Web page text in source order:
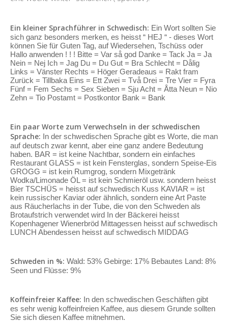
Ein kleiner Sprachführer in Schwedisch: Ein Wort sollten Sie
sich ganz besonders merken, es heisst “ HEJ “ - dieses Wort
können Sie für Guten Tag, auf Wiedersehen, Tschüss oder
Hallo anwenden ! ! ! Bitte = Var så god Danke = Tack Ja = Ja
Nein = Nej Ich = Jag Du = Du Gut = Bra Schlecht = Dålig
Links = Vänster Rechts = Höger Geradeaus = Rakt fram
Zurück = Tillbaka Eins = Ett Zwei = Två Drei = Tre Vier = Fyra
Fünf = Fem Sechs = Sex Sieben = Sju Acht = Åtta Neun = Nio
Zehn = Tio Postamt = Postkontor Bank = Bank
Ein paar Worte zum Verwechseln in der schwedischen
Sprache: In der schwedischen Sprache gibt es Worte, die man
auf deutsch zwar kennt, aber eine ganz andere Bedeutung
haben. BAR = ist keine Nachtbar, sondern ein einfaches
Restaurant GLASS = ist kein Fensterglas, sondern Speise-Eis
GROGG = ist kein Rumgrog, sondern Mixgetränk
Wodka/Limonade ÖL = ist kein Schmieröl usw. sondern heisst
Bier TSCHÜS = heisst auf schwedisch Kuss KAVIAR = ist
kein russischer Kaviar oder ähnlich, sondern eine Art Paste
aus Räucherlachs in der Tube, die von den Schweden als
Brotaufstrich verwendet wird In der Bäckerei heisst
Kopenhagener Wienerbröd Mittagessen heisst auf schwedisch
LUNCH Abendessen heisst auf schwedisch MIDDAG
Schweden in %: Wald: 53% Gebirge: 17% Bebautes Land: 8%
Seen und Flüsse: 9%
Koffeinfreier Kaffee: In den schwedischen Geschäften gibt
es sehr wenig koffeinfreien Kaffee, aus diesem Grunde sollten
Sie sich diesen Kaffee mitnehmen.